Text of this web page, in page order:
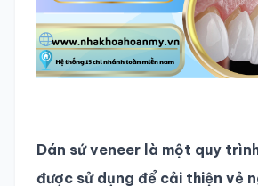
Dán sứ veneer là một quy
được sử dụng để cải thiện vẻ